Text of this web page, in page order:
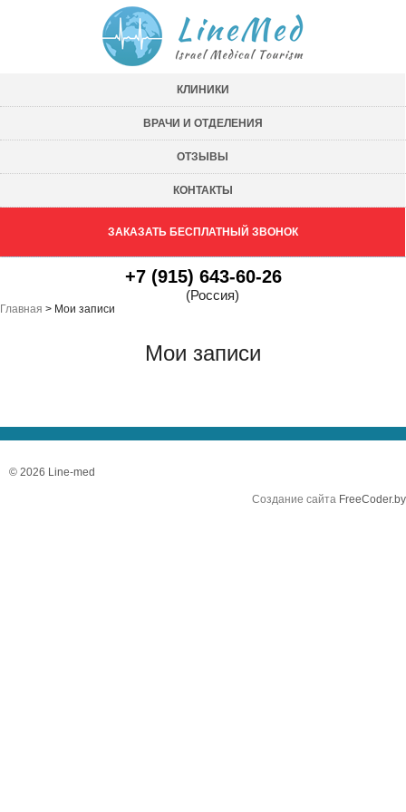
КЛИНИКИ
ВРАЧИ И ОТДЕЛЕНИЯ
ОТЗЫВЫ
КОНТАКТЫ
ЗАКАЗАТЬ БЕСПЛАТНЫЙ ЗВОНОК
+7 (915) 643-60-26
(Россия)
Главная > Мои записи
Мои записи
© 2026 Line-med
Создание сайта FreeCoder.by